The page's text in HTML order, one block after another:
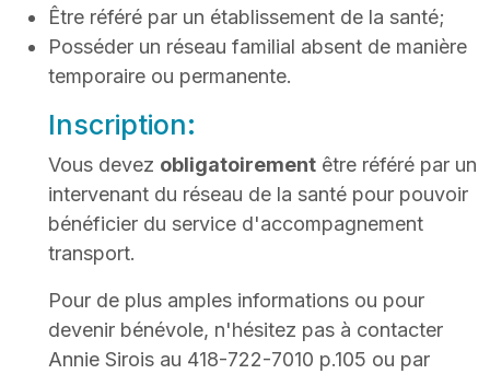
Être référé par un établissement de la santé;
Posséder un réseau familial absent de manière
temporaire ou permanente.
Inscription:
Vous devez obligatoirement être référé par un
intervenant du réseau de la santé pour pouvoir
bénéficier du service d'accompagnement
transport.
Pour de plus amples informations ou pour
devenir bénévole, n'hésitez pas à contacter
Annie Sirois au 418-722-7010 p.105 ou par